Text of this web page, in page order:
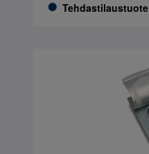
Tehdastilaustuote